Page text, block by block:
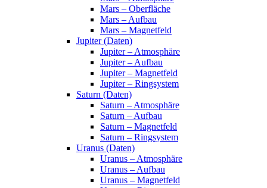
Mars – Oberfläche
Mars – Aufbau
Mars – Magnetfeld
Jupiter (Daten)
Jupiter – Atmosphäre
Jupiter – Aufbau
Jupiter – Magnetfeld
Jupiter – Ringsystem
Saturn (Daten)
Saturn – Atmosphäre
Saturn – Aufbau
Saturn – Magnetfeld
Saturn – Ringsystem
Uranus (Daten)
Uranus – Atmosphäre
Uranus – Aufbau
Uranus – Magnetfeld